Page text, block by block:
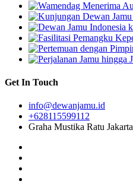
Get In Touch
info@dewanjamu.id
+628115599112
Graha Mustika Ratu Jakarta